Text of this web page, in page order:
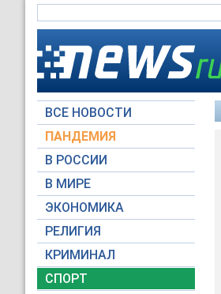
ВСЕ НОВОСТИ
ПАНДЕМИЯ
В РОССИИ
В МИРЕ
ЭКОНОМИКА
РЕЛИГИЯ
КРИМИНАЛ
СПОРТ